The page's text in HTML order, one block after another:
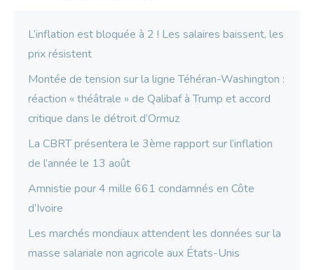
L’inflation est bloquée à 2 ! Les salaires baissent, les
prix résistent
Montée de tension sur la ligne Téhéran-Washington :
réaction « théâtrale » de Qalibaf à Trump et accord
critique dans le détroit d’Ormuz
La CBRT présentera le 3ème rapport sur l’inflation
de l’année le 13 août
Amnistie pour 4 mille 661 condamnés en Côte
d’Ivoire
Les marchés mondiaux attendent les données sur la
masse salariale non agricole aux États-Unis